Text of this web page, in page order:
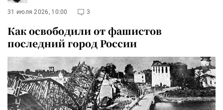
31 июля 2026, 10:00 3
Как освободили от фашистов
последний город России